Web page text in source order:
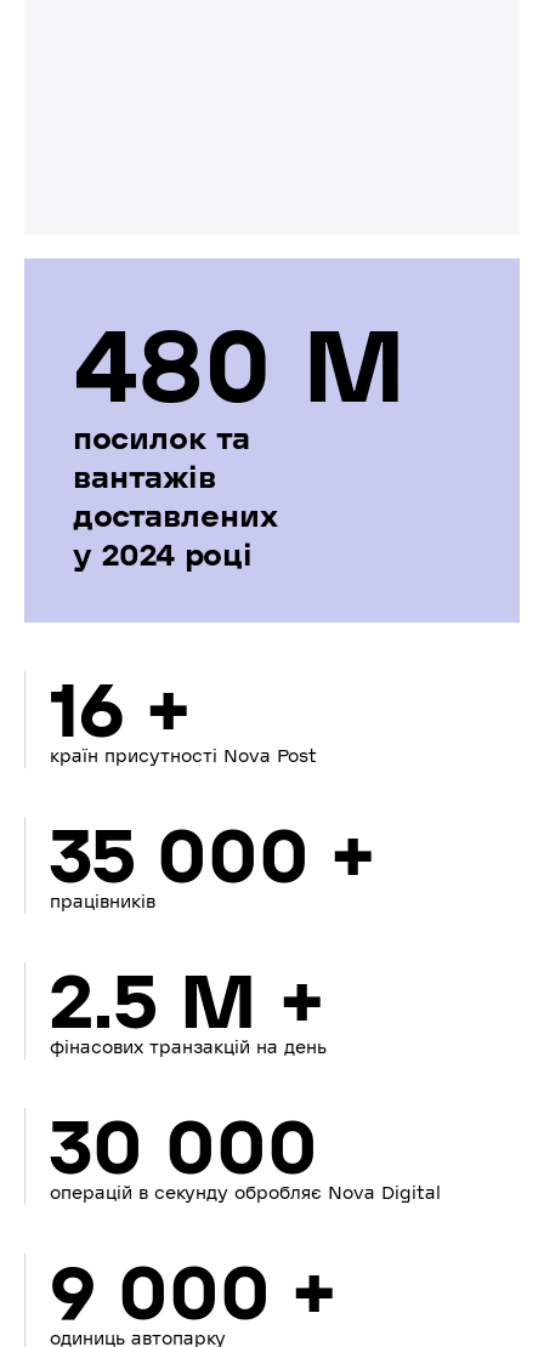
480 М
посилок та
вантажів
доставлених
у 2024 році
16 +
країн присутності Nova Post
35 000 +
працівників
2.5 M +
фінасових транзакцій на день
30 000
операцій в секунду обробляє Nova Digital
9 000 +
одиниць автопарку